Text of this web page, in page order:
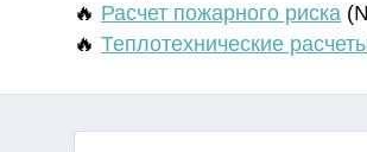
🔥 Расчет пожарного риска
🔥 Теплотехнические